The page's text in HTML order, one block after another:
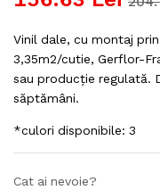
Vinil dale, cu montaj
3,35m2/cutie, Gerflor-
sau producție regulată.
săptămâni.
*culori disponibile: 3
Cat ai nevoie?